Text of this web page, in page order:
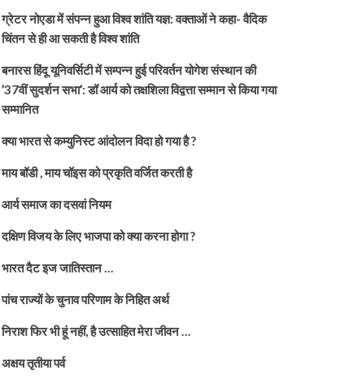
ग्रेटर नोएडा में संपन्न हुआ विश्व शांति यज्ञ: वक्ताओं ने कहा- वैदिक
चिंतन से ही आ सकती है विश्व शांति
बनारस हिंदू यूनिवर्सिटी में सम्पन्न हुई परिवर्तन योगेश संस्थान की
’37वीं सुदर्शन सभा’: डॉ आर्य को तक्षशिला विद्वत्ता सम्मान से किया गया
सम्मानित
क्या भारत से कम्युनिस्ट आंदोलन विदा हो गया है ?
माय बॉडी , माय चॉइस को प्रकृति वर्जित करती है
आर्य समाज का दसवां नियम
दक्षिण विजय के लिए भाजपा को क्या करना होगा ?
भारत दैट इज जातिस्तान …
पांच राज्यों के चुनाव परिणाम के निहित अर्थ
निराश फिर भी हूं नहीं, है उत्साहित मेरा जीवन …
अक्षय तृतीया पर्व